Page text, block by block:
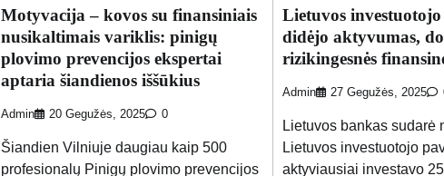
Motyvacija – kovos su finansiniais
nusikaltimais variklis: pinigų
plovimo prevencijos ekspertai
aptaria šiandienos iššūkius
Admin 20 Gegužės, 2025 0
Šiandien Vilniuje daugiau kaip 500
profesionalų Pinigų plovimo prevencijos
Lietuvos
didėjo aktyvumas,
rizikingesnės
Admin 27 Gegužės, 2025
Lietuvos bankas sudarė
Lietuvos investuotojo
aktyviausiai investavo